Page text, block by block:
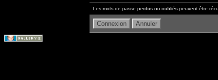
Les mots de passe perdus ou oubliés peuvent être